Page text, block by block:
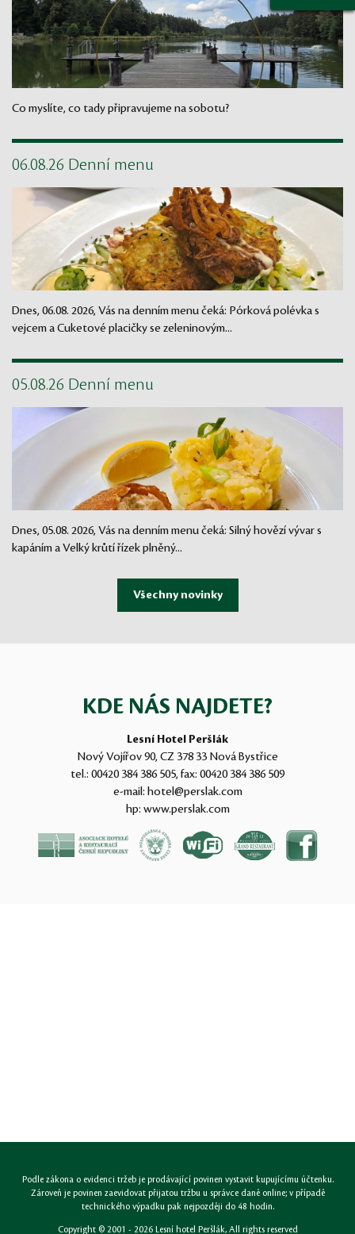
Co myslíte, co tady připravujeme na sobotu?
06.08.26 Denní menu
Dnes, 06.08. 2026, Vás na denním menu čeká: Pórková polévka s
vejcem a Cuketové placičky se zeleninovým...
05.08.26 Denní menu
Dnes, 05.08. 2026, Vás na denním menu čeká: Silný hovězí vývar s
kapáním a Velký krůtí řízek plněný...
KDE NÁS NAJDETE?
Lesní Hotel Peršlák
Nový Vojířov 90, CZ 378 33 Nová Bystřice
tel.: 00420 384 386 505, fax: 00420 384 386 509
e-mail: hotel@perslak.com
hp: www.perslak.com
Podle zákona o evidenci tržeb je prodávající povinen vystavit kupujícímu účtenku.
Zároveň je povinen zaevidovat přijatou tržbu u správce daně online; v případě
technického výpadku pak nejpozději do 48 hodin.
Copyright © 2001 - 2026 Lesní hotel Peršlák, All rights reserved